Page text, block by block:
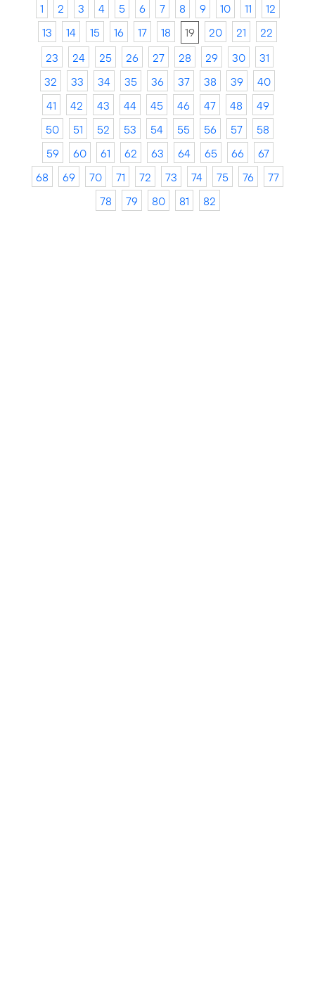
1 2 3 4 5 6 7 8 9 10 11
12
13
14 15 16 17 18 19 20 21
22
23
24 25 26 27 28 29 30
31
32
33 34 35 36 37 38 39
40
41
42 43 44 45 46 47 48
49
50
51 52 53 54 55 56 57
58
59
60 61 62 63 64 65 66
67
68
69 70 71 72 73 74 75 76
77
78
79 80 81 82